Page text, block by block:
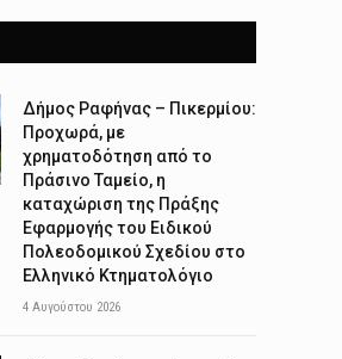
Δήμος Ραφήνας – Πικερμίου:
Προχωρά, με
χρηματοδότηση από το
Πράσινο Ταμείο, η
καταχώριση της Πράξης
Εφαρμογής του Ειδικού
Πολεοδομικού Σχεδίου στο
Ελληνικό Κτηματολόγιο
4 Αυγούστου 2026